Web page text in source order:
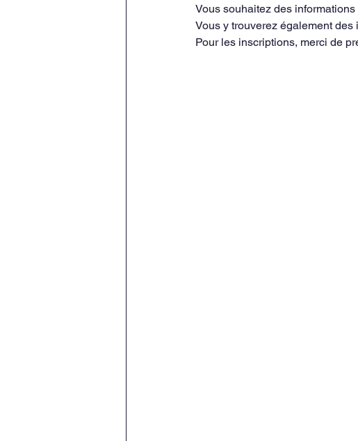
Vous souhaitez des
Vous y trouverez également
Pour les inscriptions, merci de